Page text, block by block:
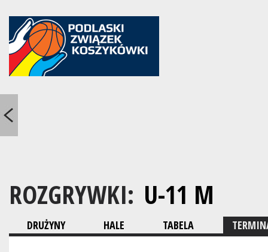
ROZGRYWKI: U-11 M
DRUŻYNY HALE TABELA